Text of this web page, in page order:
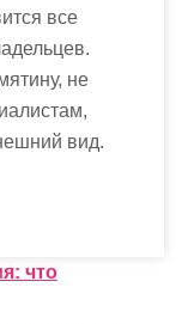
все
не
вид.
что